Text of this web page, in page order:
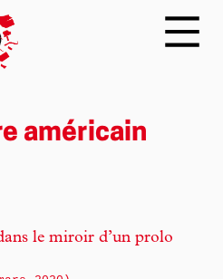
américain
le miroir d’un prolo